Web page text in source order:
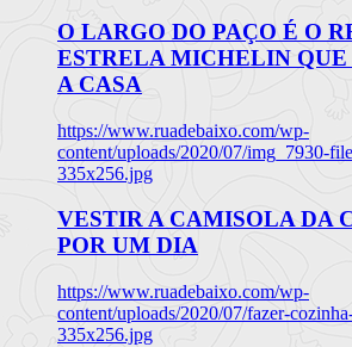
O LARGO DO PAÇO É O
ESTRELA MICHELIN QUE
A CASA
https://www.ruadebaixo.com/wp-
content/uploads/2020/07/img_7930-
335x256.jpg
VESTIR A CAMISOLA DA
POR UM DIA
https://www.ruadebaixo.com/wp-
content/uploads/2020/07/fazer-
335x256.jpg